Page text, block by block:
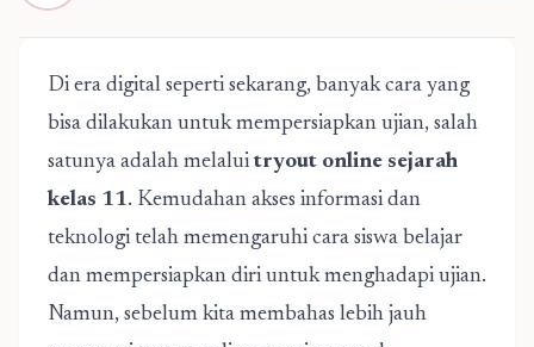
Di era digital seperti sekarang, banyak cara yang
bisa dilakukan untuk mempersiapkan ujian, salah
satunya adalah melalui tryout online sejarah
kelas 11. Kemudahan akses informasi dan
teknologi telah memengaruhi cara siswa belajar
dan mempersiapkan diri untuk menghadapi ujian.
Namun, sebelum kita membahas lebih jauh